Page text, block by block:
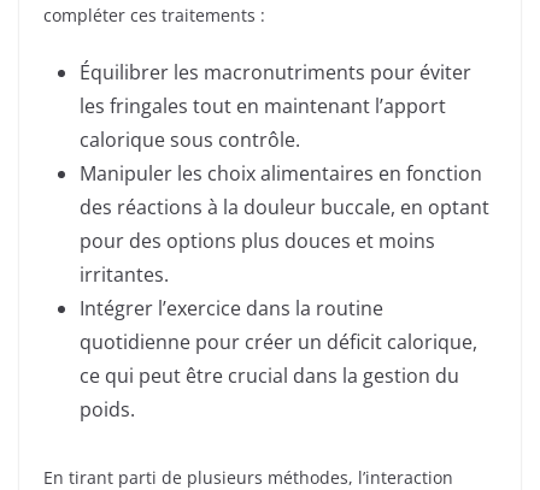
compléter ces traitements :
Équilibrer les macronutriments pour éviter
les fringales tout en maintenant l’apport
calorique sous contrôle.
Manipuler les choix alimentaires en fonction
des réactions à la douleur buccale, en optant
pour des options plus douces et moins
irritantes.
Intégrer l’exercice dans la routine
quotidienne pour créer un déficit calorique,
ce qui peut être crucial dans la gestion du
poids.
En tirant parti de plusieurs méthodes, l’interaction